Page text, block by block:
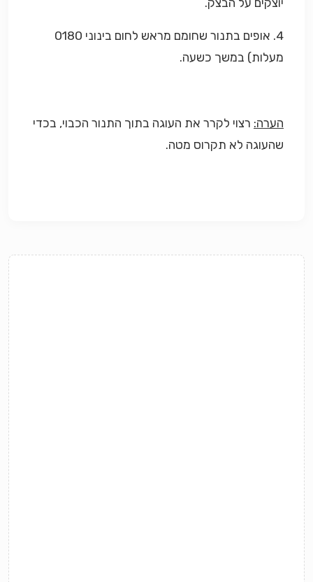
יוצקים על הבצק.
4. אופים בתנור שחומם מראש לחום בינוני 0180
מעלות) במשך כשעה.
הערה: רצוי לקרר את העוגה בתוך התנור הכבוי, בכדי
שהעוגה לא תקרוס מטה.